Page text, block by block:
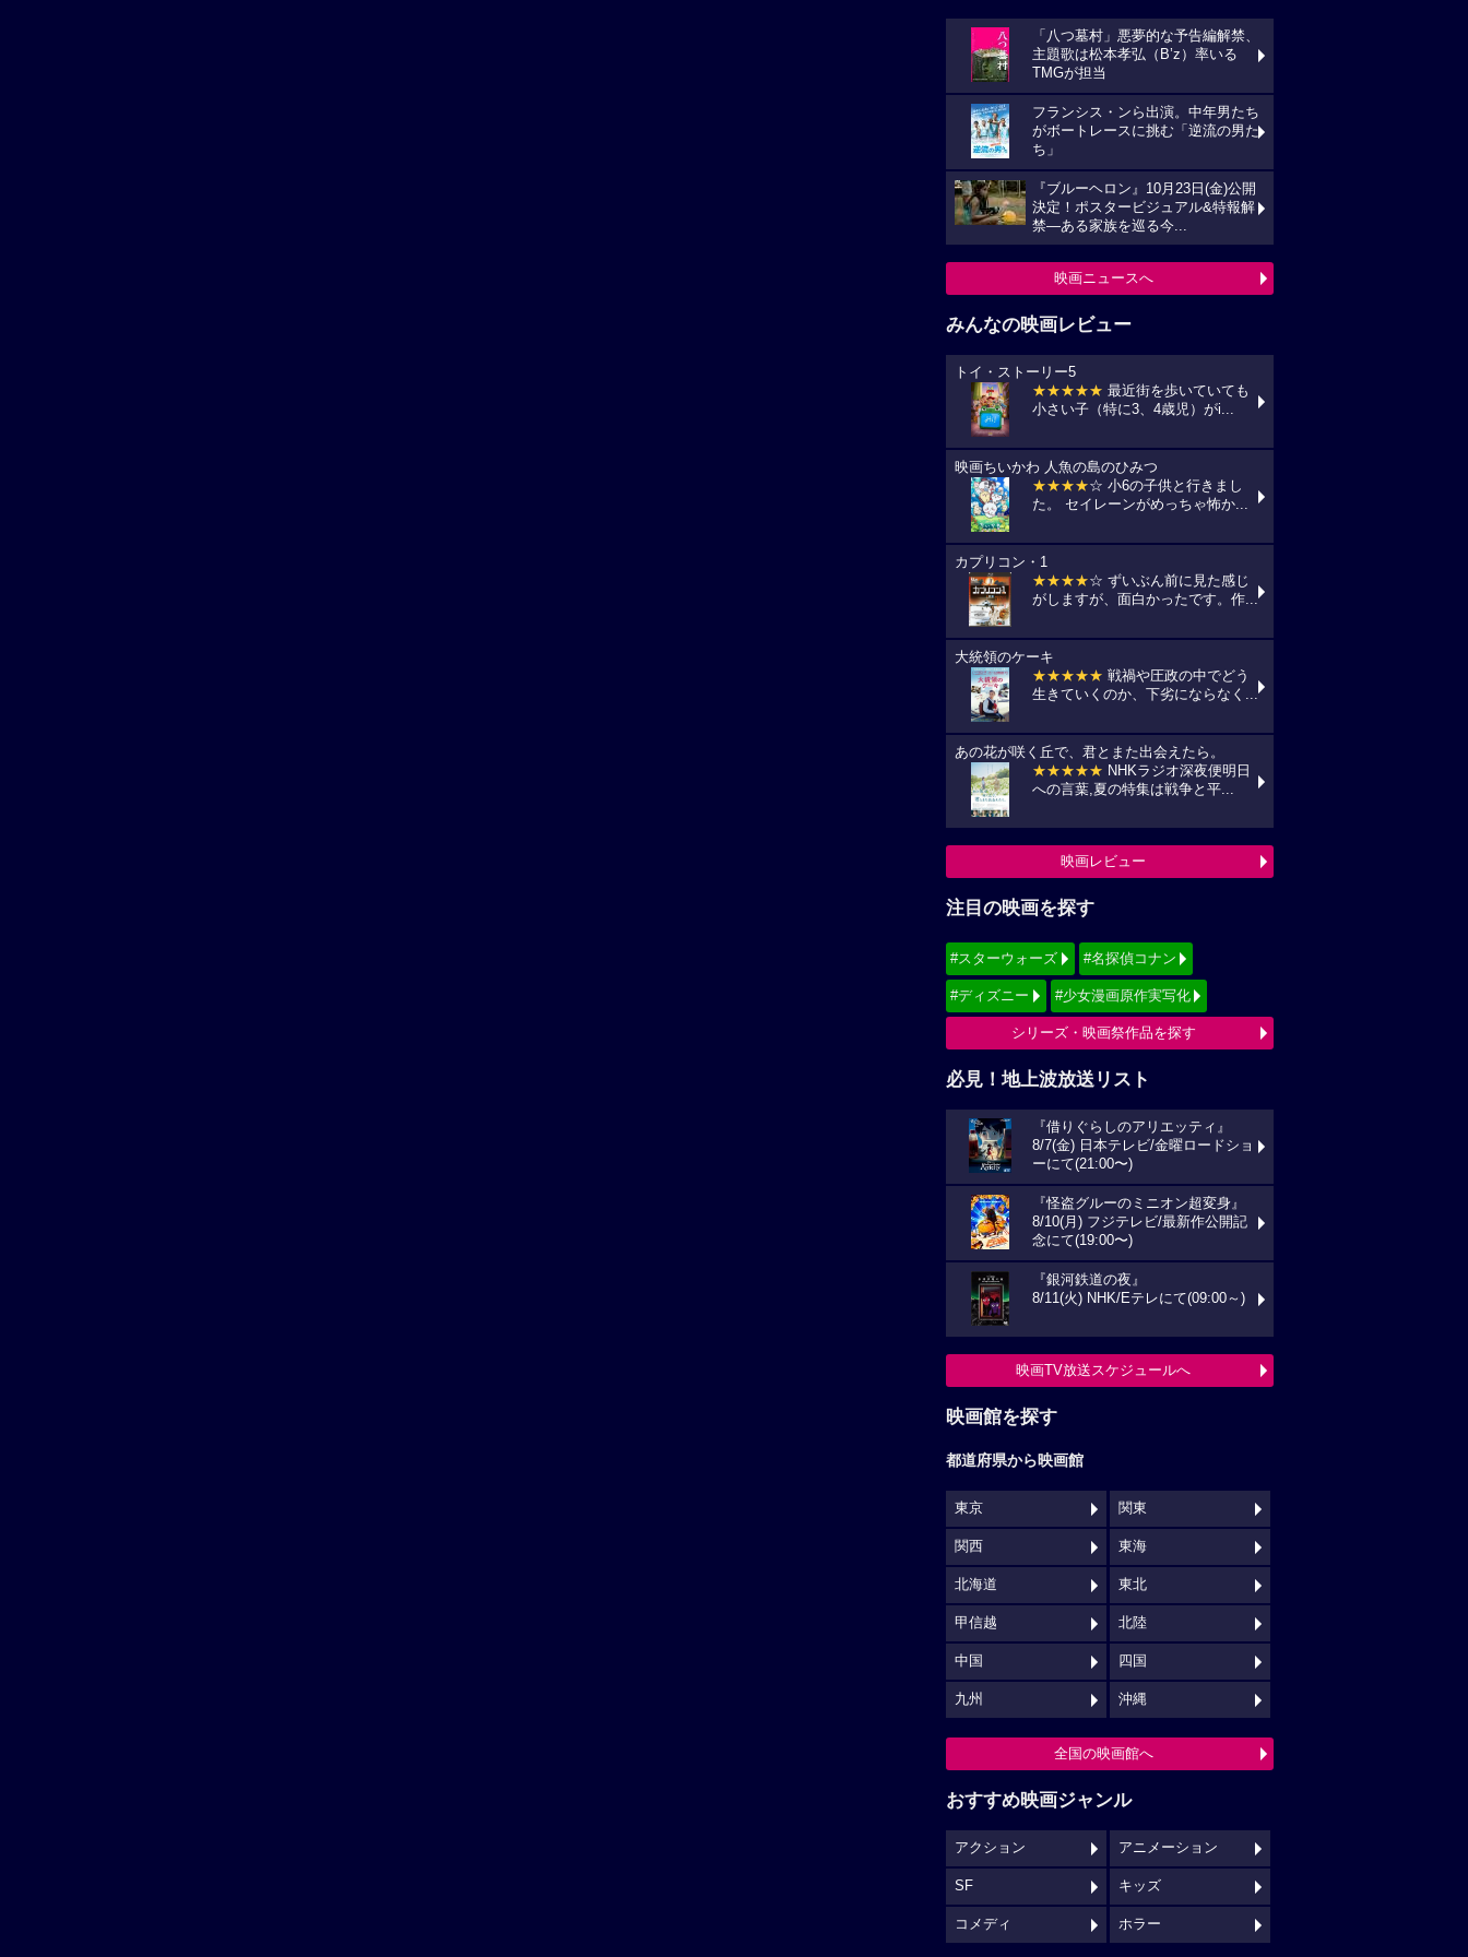
「八つ墓村」悪夢的な予告編解禁、
主題歌は松本孝弘（B’z）率いる
TMGが担当
フランシス・ンら出演。中年男たち
がボートレースに挑む「逆流の男た
ち」
『ブルーヘロン』10月23日(金)公開
決定！ポスタービジュアル&特報解
禁―ある家族を巡る今...
映画ニュースへ
みんなの映画レビュー
トイ・ストーリー5
★★★★★ 最近街を歩いていても
小さい子（特に3、4歳児）がi...
映画ちいかわ 人魚の島のひみつ
★★★★☆ 小6の子供と行きまし
た。 セイレーンがめっちゃ怖か...
カプリコン・1
★★★★☆ ずいぶん前に見た感じ
がしますが、面白かったです。作...
大統領のケーキ
★★★★★ 戦禍や圧政の中でどう
生きていくのか、下劣にならなく...
あの花が咲く丘で、君とまた出会えたら。
★★★★★ NHKラジオ深夜便明日
への言葉,夏の特集は戦争と平...
映画レビュー
注目の映画を探す
#スターウォーズ #名探偵コナン
#ディズニー #少女漫画原作実写化
シリーズ・映画祭作品を探す
必見！地上波放送リスト
『借りぐらしのアリエッティ』
8/7(金) 日本テレビ/金曜ロードショ
ーにて(21:00〜)
『怪盗グルーのミニオン超変身』
8/10(月) フジテレビ/最新作公開記
念にて(19:00〜)
『銀河鉄道の夜』
8/11(火) NHK/Eテレにて(09:00～)
映画TV放送スケジュールへ
映画館を探す
都道府県から映画館
東京 関東
関西 東海
北海道 東北
甲信越 北陸
中国 四国
九州 沖縄
全国の映画館へ
おすすめ映画ジャンル
アクション アニメーション
SF キッズ
コメディ ホラー